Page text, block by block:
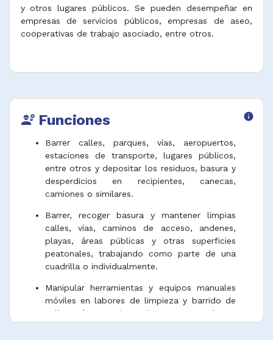
y otros lugares públicos. Se pueden desempeñar en
empresas de servicios públicos, empresas de aseo,
cooperativas de trabajo asociado, entre otros.
engineering Funciones info
Barrer calles, parques, vías, aeropuertos,
estaciones de transporte, lugares públicos,
entre otros y depositar los residuos, basura y
desperdicios en recipientes, canecas,
camiones o similares.
Barrer, recoger basura y mantener limpias
calles, vías, caminos de acceso, andenes,
playas, áreas públicas y otras superficies
peatonales, trabajando como parte de una
cuadrilla o individualmente.
Manipular herramientas y equipos manuales
móviles en labores de limpieza y barrido de
calles, vías, caminos de acceso, andenes,